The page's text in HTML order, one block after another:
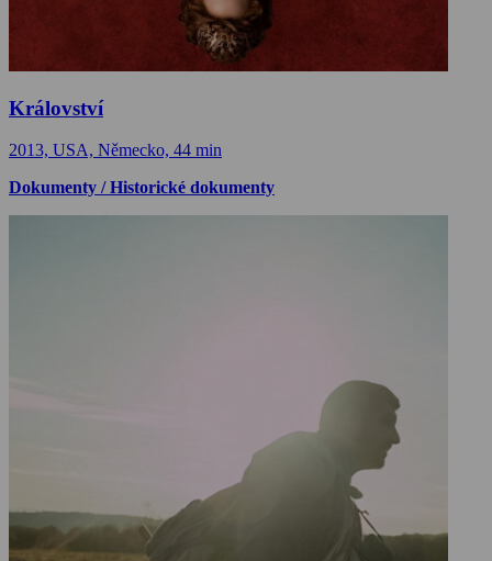
Království
2013, USA, Německo, 44 min
Dokumenty / Historické dokumenty